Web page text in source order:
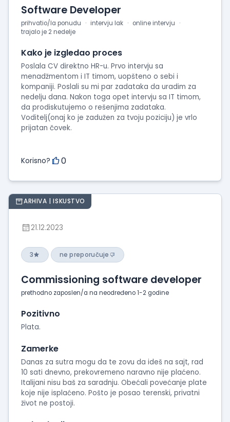
Software Developer
prihvatio/la ponudu intervju lak
online intervju
trajalo je 2 nedelje
Kako je izgledao proces
Poslala CV direktno HR-u. Prvo intervju sa
menadžmentom i IT timom, uopšteno o sebi i
kompaniji. Poslali su mi par zadataka da uradim za
nedelju dana. Nakon toga opet intervju sa IT timom,
da prodiskutujemo o rešenjima zadataka.
Voditelj(onaj ko je zadužen za tvoju poziciju) je vrlo
prijatan čovek.
Korisno? 0
ARHIVA | ISKUSTVO
21.12.2023
3 ne preporučuje
Commissioning software developer
prethodno zaposlen/a na neodređeno 1-2 godine
Pozitivno
Plata.
Zamerke
Danas za sutra mogu da te zovu da ideš na sajt, rad
10 sati dnevno, prekovremeno naravno nije plaćeno.
Italijani nisu baš za saradnju. Obećali povećanje plate
koje nije isplaćeno. Pošto je posao terenski, privatni
život ne postoji.